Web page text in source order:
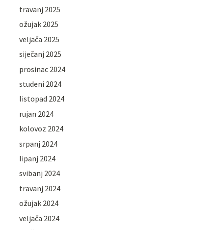
travanj 2025
ožujak 2025
veljača 2025
siječanj 2025
prosinac 2024
studeni 2024
listopad 2024
rujan 2024
kolovoz 2024
srpanj 2024
lipanj 2024
svibanj 2024
travanj 2024
ožujak 2024
veljača 2024